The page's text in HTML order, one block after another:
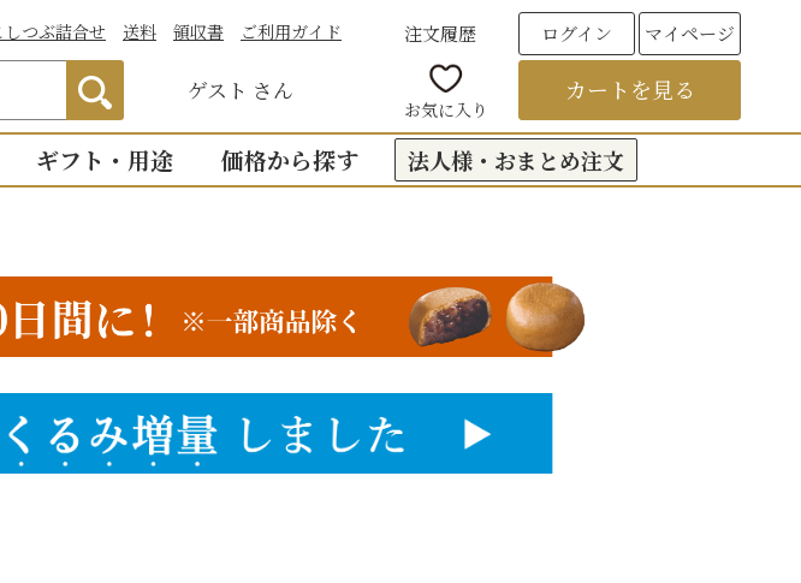
しつぶ詰合せ 送料 領収書 ご利用ガイド
ゲスト さん
注文履歴 ログイン マイページ
お気に入り
カートを見る
ついつい
こし・つぶ1個ずつ
詰合せ16個入
こし・つぶ各8個
覧
ギフト・用途
い
御供物（おくもつ）
法事・法要のお返し（引き出物）
手土産
価格から探す
2,000円台の贈りもの
3,000円台の贈りもの
4,000円台の贈りもの
5,000円台の贈りもの
法人様・おまとめ注文
商品番号/JANコード